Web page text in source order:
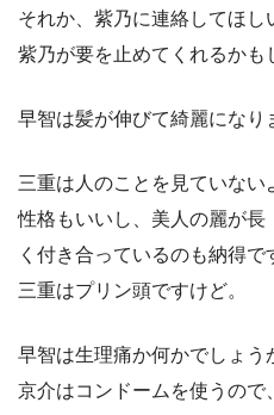
それか、紫乃に連絡してほし
紫乃が要を止めてくれるかも
早智は髪が伸びて綺麗になり
三重は人のことを見ていない
性格もいいし、美人の麗が長
く付き合っているのも納得で
三重はプリン頭ですけど。
早智は生理痛か何かでしょう
京介はコンドームを使うので、